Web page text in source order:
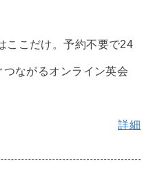
ここだけ。予約不要で24
ながるオンライン英会
詳細